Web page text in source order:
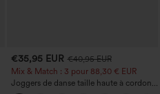
€35,95 EUR €40,95 EUR
Mix & Match : 3 pour 88,30 € EUR
Joggers de danse taille haute à cordon,